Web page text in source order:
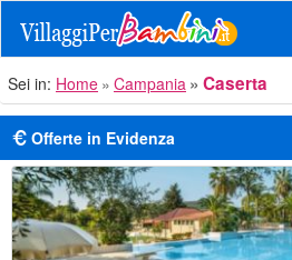
Sei in: Home Campania Caserta
Offerte in Evidenza